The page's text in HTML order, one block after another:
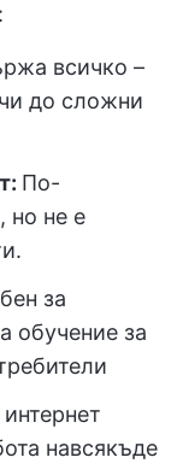
всичко –
до сложни
По-
но не е
за
обучение за
навсякъде